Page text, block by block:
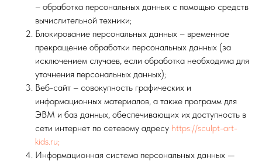
– обработка персональных данных с помощью средств
вычислительной техники;
Блокирование персональных данных – временное
прекращение обработки персональных данных (за
исключением случаев, если обработка необходима для
уточнения персональных данных);
Веб-сайт – совокупность графических и
информационных материалов, а также программ для
ЭВМ и баз данных, обеспечивающих их доступность в
сети интернет по сетевому адресу https://sculpt-art-
kids.ru;
Информационная система персональных данных —